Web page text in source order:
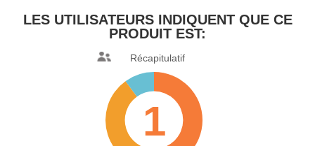
LES UTILISATEURS INDIQUENT QUE CE
PRODUIT EST:
Récapitulatif
1